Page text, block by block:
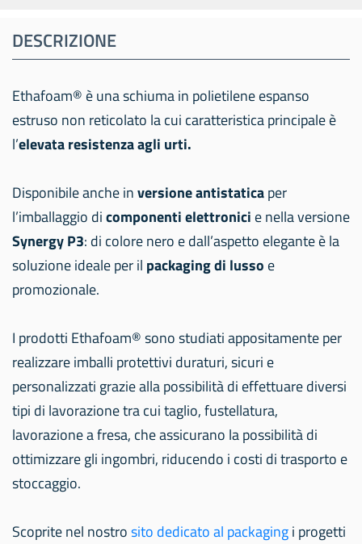
DESCRIZIONE
Ethafoam® è una schiuma in polietilene espanso
estruso non reticolato la cui caratteristica principale è
l’elevata resistenza agli urti.
Disponibile anche inversione antistaticaper
l’imballaggio dicomponenti elettronici e nella versione
Synergy P3: di colore nero e dall’aspetto elegante è la
soluzione ideale per il packaging di lusso e
promozionale.
I prodotti Ethafoam® sono studiati appositamente per
realizzare imballi protettivi duraturi, sicuri e
personalizzati grazie alla possibilità di effettuare diversi
tipi di lavorazione tra cui taglio, fustellatura,
lavorazione a fresa, che assicurano la possibilità di
ottimizzare gli ingombri, riducendo i costi di trasporto e
stoccaggio.
Scoprite nel nostrosito dedicato al packagingi progetti